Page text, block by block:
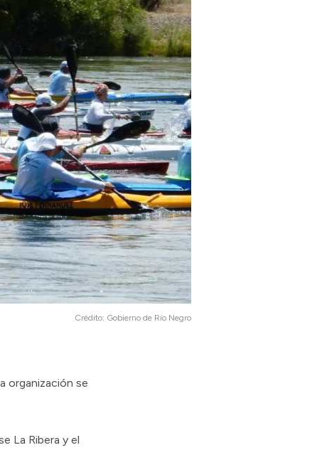
Crédito: Gobierno de Río Negro
organización se
La Ribera y el